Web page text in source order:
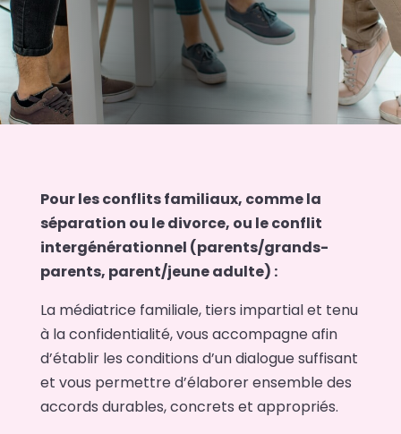
Pour les conflits familiaux, comme la
séparation ou le divorce, ou le conflit
intergénérationnel (parents/grands-
parents, parent/jeune adulte) :
La médiatrice familiale, tiers impartial et tenu
à la confidentialité, vous accompagne afin
d’établir les conditions d’un dialogue suffisant
et vous permettre d’élaborer ensemble des
accords durables, concrets et appropriés.